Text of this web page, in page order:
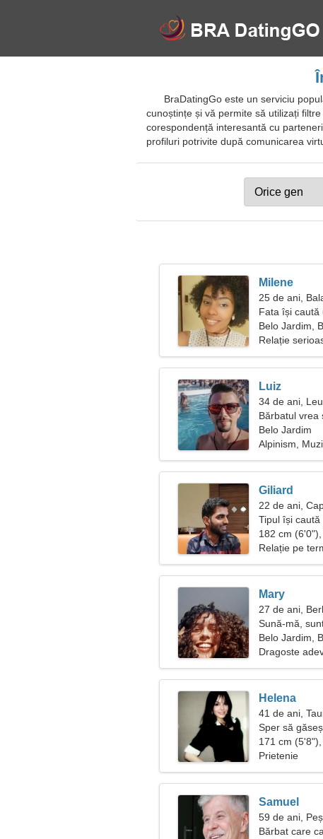
BraDatingGo este un serviciu
cunoștințe și vă permite să utilizați
corespondență interesantă cu
profiluri potrivite după comunicarea
Milene
25 de ani,
Fata își caută
Belo Jardim,
Relație
Luiz
34 de ani, Leu
Bărbatul vrea
Belo Jardim
Alpinism,
Giliard
22 de ani,
Tipul își caută
182 cm
Relație pe
Mary
27 de ani,
Sună-mă,
Belo Jardim,
Dragoste
Helena
41 de ani,
Sper să
171 cm
Prietenie
Samuel
59 de ani,
Bărbat care